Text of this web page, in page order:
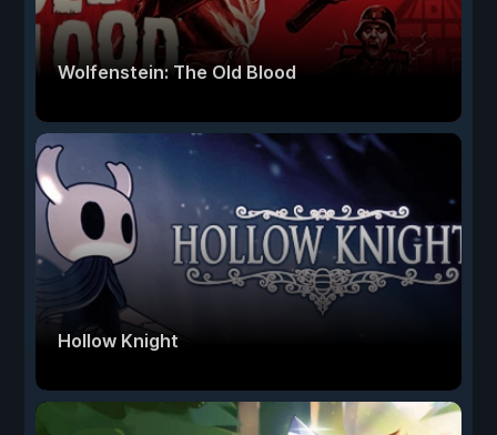
Wolfenstein: The Old Blood
Hollow Knight